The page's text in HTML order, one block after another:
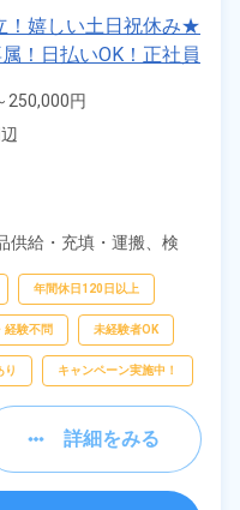
！嬉しい土日祝休み★
！日払いOK！正社員
！《長野県松本市》
250,000円
円
供給・充填・運搬、 検
年間休日120日以上
経験不問 未経験者OK
り キャンペーン実施中！
詳細をみる